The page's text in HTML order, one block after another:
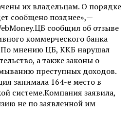
их владельцам. О порядке
сообщено позднее»,—
сообщил об отзыве
коммерческого банка
По мнению ЦБ, ККБ нарушал
а также законы о
преступных доходов.
занимала 164-е место в
системе.Компания заявила,
не по заявленной им